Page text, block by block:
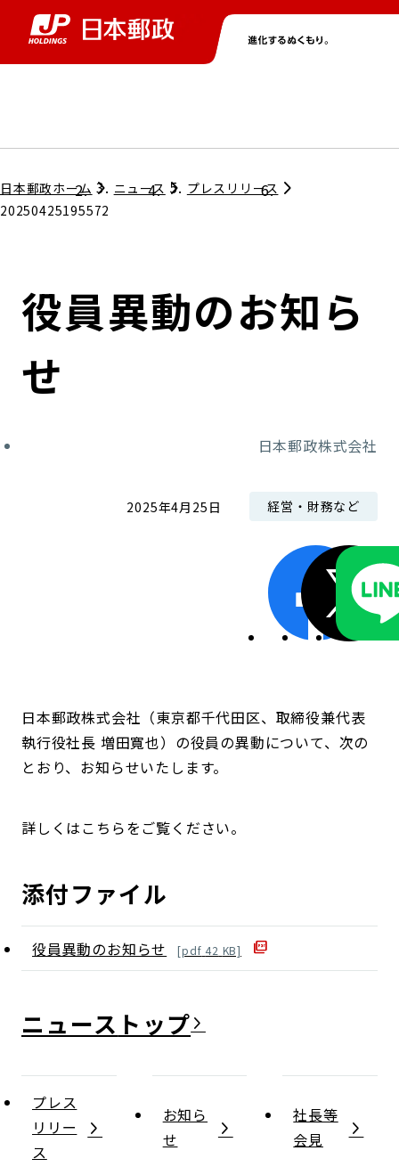
グループ情報トップ
コンプライアンス
ガバナンス
株主・投資家情報トップ
個人投資家のみなさまへ
株式情報
ニューストップ
サステナビリティトップ
担当役員メッセージ
サステナビリティマネジメント
採用情報トップ
日本郵政ホーム ニュース
プレスリリース
20250425195572
役員異動のお知ら
せ
日本郵政株式会社
2025年4月25日 経営・財務など
日本郵政株式会社（東京都千代田区、取締役兼代表
執行役社長 増田寬也）の役員の異動について、次の
とおり、お知らせいたします。
詳しくはこちらをご覧ください。
添付ファイル
役員異動のお知らせ [pdf 42 KB]
ニュース
プレス
リリー
ス
お知ら
せ
社長等
会見